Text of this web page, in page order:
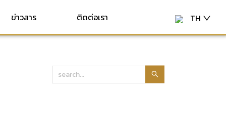
TH
ข่าวสาร ติดต่อเรา